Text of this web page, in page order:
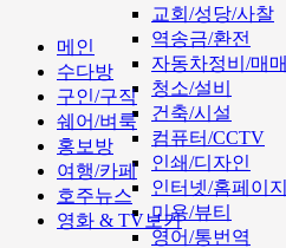
교회/성당/사찰
역송금/환전
자동차정비/매매
청소/설비
건축/시설
컴퓨터/CCTV
인쇄/디자인
인터넷/홈페이지
미용/뷰티
영어/통번역
메인
수다방
구인/구직
쉐어/벼룩
홍보방
여행/카페
호주뉴스
영화 & TV보기